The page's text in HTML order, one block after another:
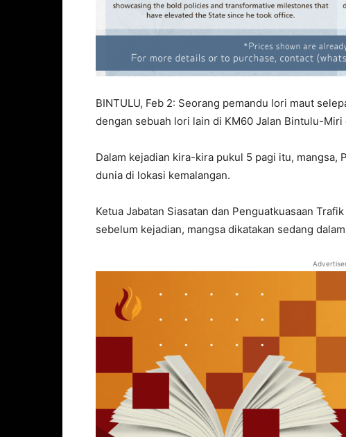
BINTULU, Feb 2: Seorang pemandu lori maut
dengan sebuah lori lain di KM60 Jalan Bintulu-Miri
Dalam kejadian kira-kira pukul 5 pagi itu, mangsa,
dunia di lokasi kemalangan.
Ketua Jabatan Siasatan dan Penguatkuasaan
sebelum kejadian, mangsa dikatakan sedang